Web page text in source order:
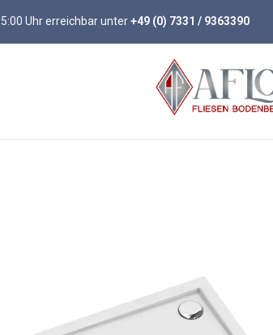
Uhr erreichbar unter+49 (0) 7331 / 9363390